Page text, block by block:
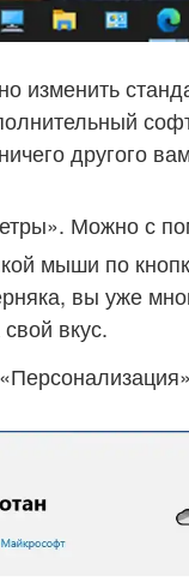
изменить
другого
Можно с
мыши по
вы уже
вкус.